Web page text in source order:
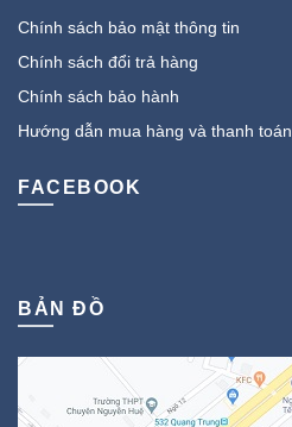
Chính sách bảo mật thông tin
Chính sách đổi trả hàng
Chính sách bảo hành
Hướng dẫn mua hàng và thanh toán
FACEBOOK
BẢN ĐỒ